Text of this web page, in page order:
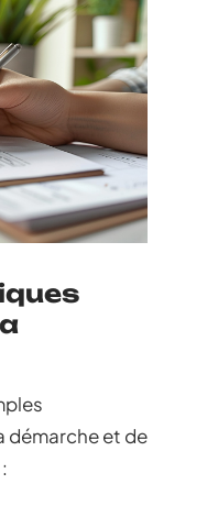
démarche et de